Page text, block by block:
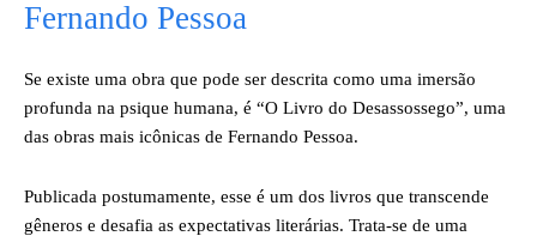
Fernando Pessoa
Se existe uma obra que pode ser descrita como uma imersão
profunda na psique humana, é “O Livro do Desassossego”, uma
das obras mais icônicas de Fernando Pessoa.
Publicada postumamente, esse é um dos livros que transcende
gêneros e desafia as expectativas literárias. Trata-se de uma